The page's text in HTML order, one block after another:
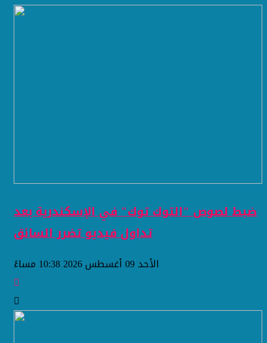
ضبط لصوص "التوك توك" في الإسكندرية بعد
تداول فيديو تضرر السائق
الأحد 09 أغسطس 2026 10:38 مساءً